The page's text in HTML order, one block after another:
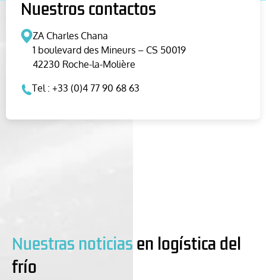
Nuestros contactos
ZA Charles Chana
1 boulevard des Mineurs – CS 50019
42230 Roche-la-Molière
Tel : +33 (0)4 77 90 68 63
Nuestras noticias en logística del
frío